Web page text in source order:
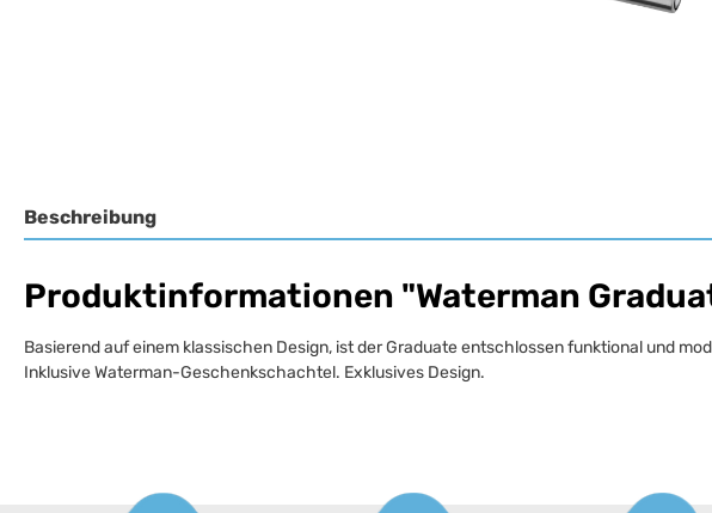
Beschreibung
Produktinformationen "Waterman
Basierend auf einem klassischen Design, ist der Graduate entschlossen funktional und
Inklusive Waterman-Geschenkschachtel. Exklusives Design.